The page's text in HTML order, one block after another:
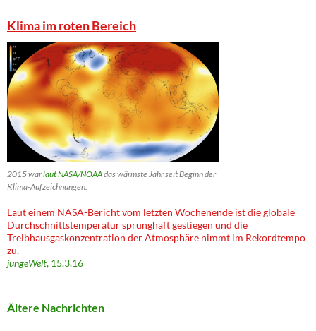
Klima im roten Bereich
2015 warlaut NASA/NOAAdas wärmste Jahr seit Beginn der
Klima-Aufzeichnungen.
Laut einem NASA-Bericht vom letzten Wochenende ist die globale
Durchschnittstemperatur sprunghaft gestiegen und die
Treibhausgaskonzentration der Atmosphäre nimmt im Rekordtempo
zu.
jungeWelt, 15.3.16
Ältere Nachrichten